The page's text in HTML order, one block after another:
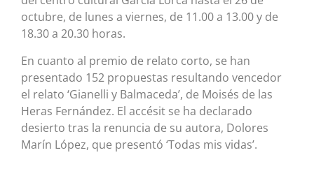
octubre, de lunes a viernes, de 11.00 a 13.00 y de
18.30 a 20.30 horas.
En cuanto al premio de relato corto, se han
presentado 152 propuestas resultando vencedor
el relato ‘Gianelli y Balmaceda’, de Moisés de las
Heras Fernández. El accésit se ha declarado
desierto tras la renuncia de su autora, Dolores
Marín López, que presentó ‘Todas mis vidas’.